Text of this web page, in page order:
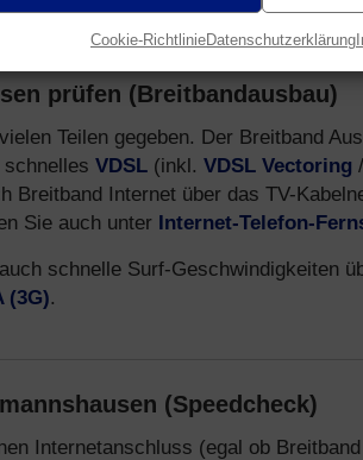
Cookie-RichtlinieDatenschutzerklärung
prüfen (Breitbandausbau)
Teilen gegeben. Der Breitband
VDSL (inkl. VDSL Vectoring /
Breitband Internet über das TV-
Sie auch unter Internet-Telefon-
schnelle Surf-Geschwindigkeiten
(3G).
(Speedcheck)
Internetanschluss (egal ob